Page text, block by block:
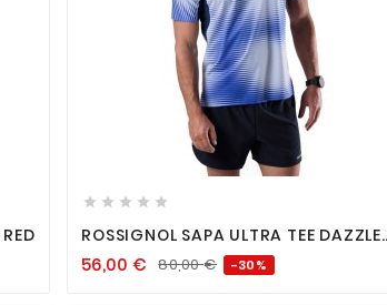
 
    
ROSSIGNOL SAPA ULTRA TEE DAZZLE
56,00€ 80,00€ -30%